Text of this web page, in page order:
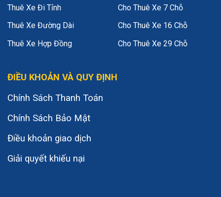
Thuê Xe Đi Tỉnh
Thuê Xe Đường Dài
Thuê Xe Hợp Đồng
Cho Thuê Xe 7 Chỗ
Cho Thuê Xe 16 Chỗ
Cho Thuê Xe 29 Chỗ
ĐIỀU KHOẢN VÀ QUY ĐỊNH
Chính Sách Thanh Toán
Chính Sách Bảo Mật
Điều khoản giao dịch
Giải quyết khiếu nại